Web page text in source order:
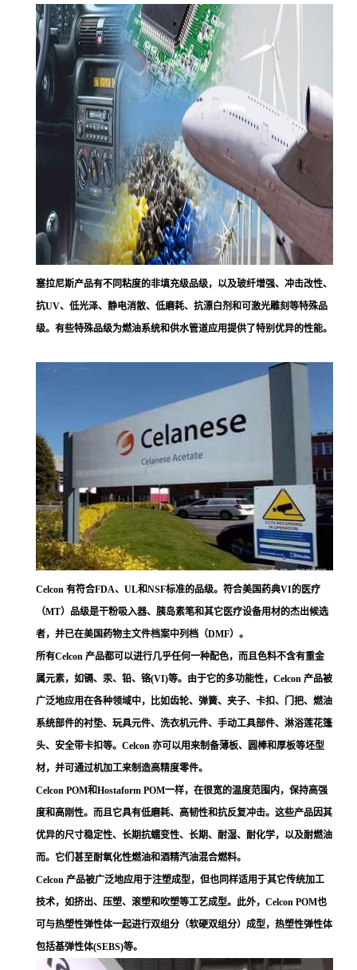
塞拉尼斯产品有不同粘度的非填充级品级，以及玻纤增强、冲击改性、
抗UV、低光泽、静电消散、低磨耗、抗漂白剂和可激光雕刻等特殊品
级。有些特殊品级为燃油系统和供水管道应用提供了特别优异的性能。
Celcon 有符合FDA、UL和NSF标准的品级。符合美国药典VI的医疗
（MT）品级是干粉吸入器、胰岛素笔和其它医疗设备用材的杰出候选
者，并已在美国药物主文件档案中列档（DMF）。
所有Celcon 产品都可以进行几乎任何一种配色，而且色料不含有重金
属元素，如镉、汞、铅、铬(VI)等。由于它的多功能性，Celcon 产品被
广泛地应用在各种领域中，比如齿轮、弹簧、夹子、卡扣、门把、燃油
系统部件的衬垫、玩具元件、洗衣机元件、手动工具部件、淋浴莲花篷
头、安全带卡扣等。Celcon 亦可以用来制备薄板、圆棒和厚板等坯型
材，并可通过机加工来制造高精度零件。
Celcon POM和Hostaform POM一样，在很宽的温度范围内，保持高强
度和高刚性。而且它具有低磨耗、高韧性和抗反复冲击。这些产品因其
优异的尺寸稳定性、长期抗蠕变性、长期、耐湿、耐化学，以及耐燃油
而。它们甚至耐氧化性燃油和酒精汽油混合燃料。
Celcon 产品被广泛地应用于注塑成型，但也同样适用于其它传统加工
技术，如挤出、压塑、滚塑和吹塑等工艺成型。此外，Celcon POM也
可与热塑性弹性体一起进行双组分（软硬双组分）成型，热塑性弹性体
包括基弹性体(SEBS)等。